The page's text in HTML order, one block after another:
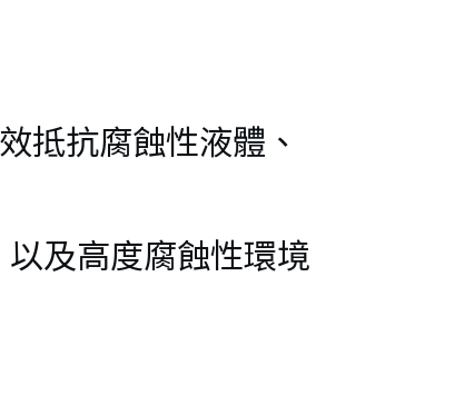
抵抗腐蝕性液體、
。
及高度腐蝕性環境
。
圈：